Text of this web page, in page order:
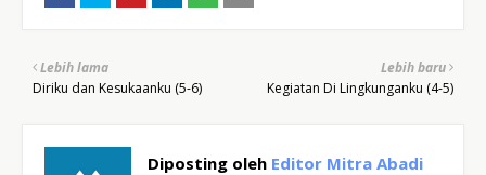
Lebih baru
Kegiatan Di Lingkunganku (4-5)
Lebih lama
Diriku dan Kesukaanku (5-6)
Diposting oleh Editor Mitra Abadi